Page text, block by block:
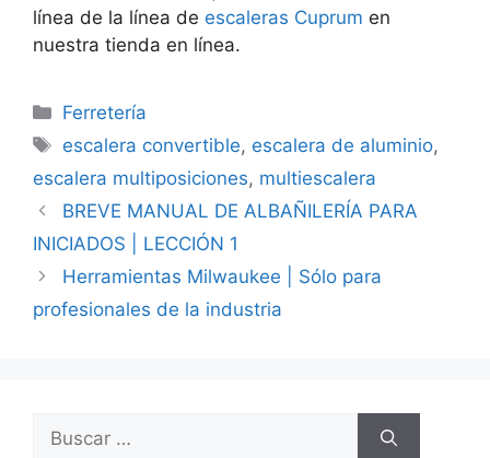
línea de la línea de escaleras Cuprum en
nuestra tienda en línea.
Categorías
Ferretería
Etiquetas
escalera convertible, escalera de aluminio,
escalera multiposiciones, multiescalera
BREVE MANUAL DE ALBAÑILERÍA PARA
INICIADOS | LECCIÓN 1
Herramientas Milwaukee | Sólo para
profesionales de la industria